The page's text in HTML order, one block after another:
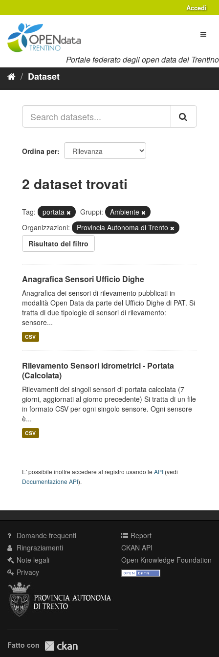
al
contenuto
Accedi
Portale federato degli open data del Trentino
Dataset
Ordina per
2 dataset trovati
Tag: portata Gruppi:
Ambiente
Organizzazioni:
Provincia Autonoma di Trento
Risultato del filtro
Anagrafica Sensori Ufficio Dighe
Anagrafica dei sensori di rilevamento pubblicati in
modalità Open Data da parte del Ufficio Dighe di PAT. Si
tratta di due tipologie di sensori di rilevamento:
sensore...
CSV
Rilevamento Sensori Idrometrici - Portata
(Calcolata)
Rilevamenti dei singoli sensori di portata calcolata (7
giorni, aggiornati al giorno precedente) Si tratta di un file
in formato CSV per ogni singolo sensore. Ogni sensore
è...
CSV
E' possibile inoltre accedere al registro usando le API (vedi
Documentazione API).
Domande frequenti
Ringraziamenti
Note legali
Privacy
Report
CKAN API
Open Knowledge Foundation
Fatto con